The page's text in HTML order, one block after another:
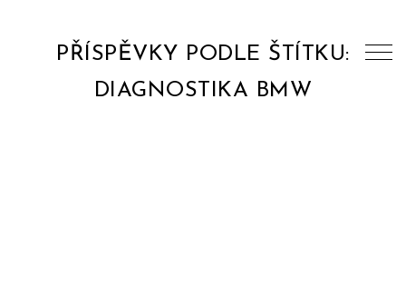
PŘÍSPĚVKY PODLE ŠTÍTKU:
DIAGNOSTIKA BMW